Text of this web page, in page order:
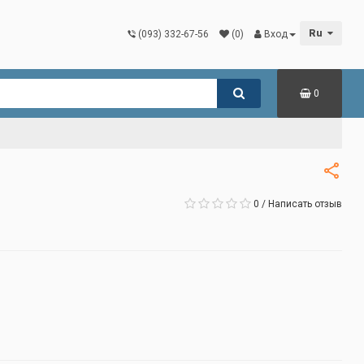
(093) 332-67-56 (0) Вход Ru
0
0 / Написать отзыв